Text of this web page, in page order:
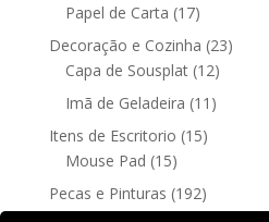
Papel de Carta 1717
produtos
Decoração e Cozinha 2323
Capa de Sousplat 1212
produtos
Imã de Geladeira 11 11
Itens de Escritorio 1515
Mouse Pad 1515
produtos
Pecas e Pinturas 192192
produtos
192